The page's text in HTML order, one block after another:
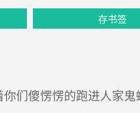
存书签
们傻愣愣的跑进人家鬼